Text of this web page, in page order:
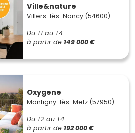
Ville&nature
Villers-lès-Nancy (54600)
Du T1 au T4
à partir de 149 000 €
Oxygene
Montigny-lès-Metz (57950)
Du T2 au T4
à partir de 192 000 €